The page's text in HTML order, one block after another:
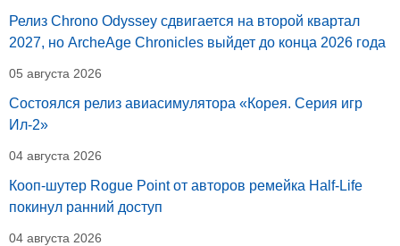
Релиз Chrono Odyssey сдвигается на второй квартал
2027, но ArcheAge Chronicles выйдет до конца 2026 года
05 августа 2026
Состоялся релиз авиасимулятора «Корея. Серия игр
Ил-2»
04 августа 2026
Кооп-шутер Rogue Point от авторов ремейка Half-Life
покинул ранний доступ
04 августа 2026